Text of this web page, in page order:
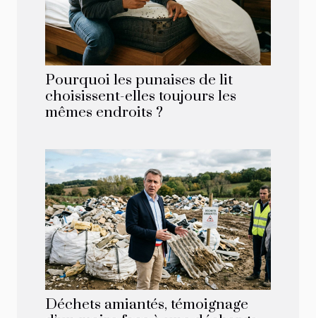
Pourquoi les punaises de lit
choisissent-elles toujours les
mêmes endroits ?
Déchets amiantés, témoignage